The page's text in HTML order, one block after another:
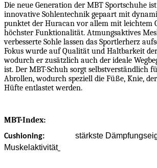
Die neue Generation der MBT Sportschuhe
innovative Sohlentechnik gepaart mit
punktet der Huracan vor allem mit leichtem
höchster Funktionalität. Atmungsaktives
verbesserte Sohle lassen das Sportlerherz
Fokus wurde auf Qualität und Haltbarkeit
wodurch er zusätzlich auch der ideale
ist. Der MBT-Schuh sorgt selbstverständlich
Abrollen, wodurch speziell die Füße, Knie,
Hüfte entlastet werden.
MBT-Index:
Cushioning:
stärkste
Muskelaktivität